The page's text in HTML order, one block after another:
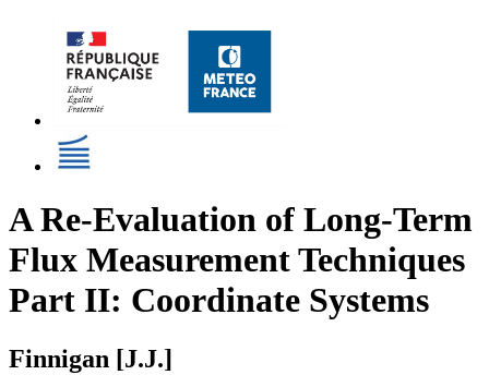
A Re-Evaluation of Long-Term
Flux Measurement Techniques
Part II: Coordinate Systems
Finnigan [J.J.]